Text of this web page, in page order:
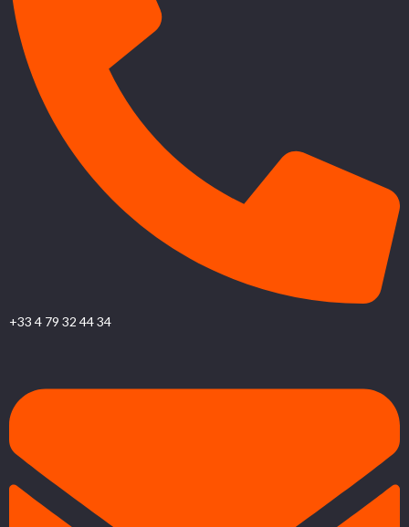
+33 4 79 32 44 34